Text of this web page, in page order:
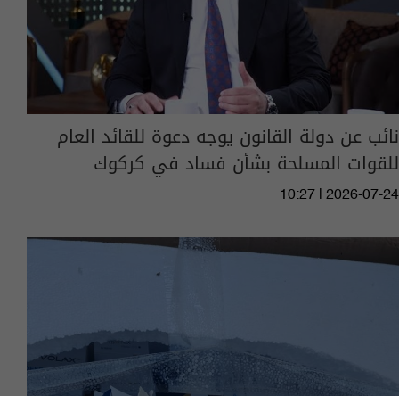
نائب عن دولة القانون يوجه دعوة للقائد العام
للقوات المسلحة بشأن فساد في كركوك
10:27 | 2026-07-24